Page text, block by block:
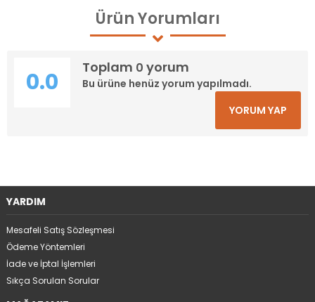
ÜrünYorumları
Toplam 0 yorum
Bu ürüne henüz yorum yapılmadı.
0.0
YORUM YAP
YARDIM
Mesafeli Satış Sözleşmesi
Ödeme Yöntemleri
İade ve İptal İşlemleri
Sıkça Sorulan Sorular